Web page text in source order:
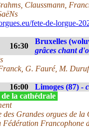
Claussmann,
fete-de-lorgue-
16:30
Bruxelles
grâces chant
G. Fauré, M.
16:00 Limoges (87) -
la cathédrale
des Grandes orgues de
Fédération Francophone